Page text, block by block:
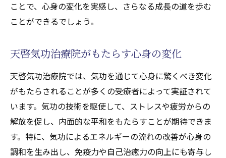
気功(天啓気功療法)の力で新たな自分を発見東
気功(天啓気功療法)を通じて自己発見の旅へ
分
東京都での気功(天啓気功療法)体験が人生を
変える
気功(天啓気功療法)の力で自身を再構築する
天啓気功治療院で自己変革を遂げる
ことで、心身の変化を実感し、さらなる成長の道を歩む
ことができるでしょう。
天啓気功治療院がもたらす心身の変化
天啓気功治療院では、気功を通じて心身に驚くべき変化
がもたらされることが多くの受療者によって実証されて
います。気功の技術を駆使して、ストレスや疲労からの
解放を促し、内面的な平和をもたらすことが期待できま
す。特に、気功によるエネルギーの流れの改善が心身の
調和を生み出し、免疫力や自己治癒力の向上にも寄与し